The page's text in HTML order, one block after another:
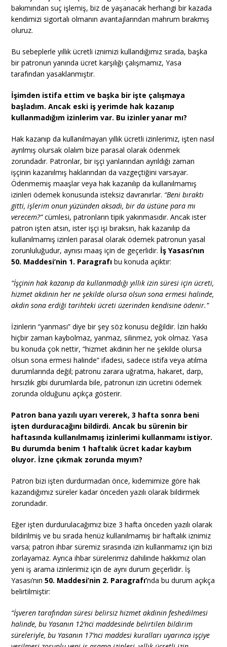
bakımından suç işlemiş, biz de yaşanacak herhangi bir kazada
kendimizi sigortalı olmanın avantajlarından mahrum bırakmış
oluruz.
Bu sebeplerle yıllık ücretli iznimizi kullandığımız sırada, başka
bir patronun yanında ücret karşılığı çalışmamız, Yasa
tarafından yasaklanmıştır.
İşimden istifa ettim ve başka bir işte çalışmaya
başladım. Ancak eski iş yerimde hak kazanıp
kullanmadığım izinlerim var. Bu izinler yanar mı?
Hak kazanıp da kullanılmayan yıllık ücretli izinlerimiz, işten nasıl
ayrılmış olursak olalım bize parasal olarak ödenmek
zorundadır. Patronlar, bir işçi yanlarından ayrıldığı zaman
işçinin kazanılmış haklarından da vazgeçtiğini varsayar.
Ödenmemiş maaşlar veya hak kazanılıp da kullanılmamış
izinleri ödemek konusunda isteksiz davranırlar. “Beni bıraktı
gitti, işlerim onun yüzünden aksadı, bir da üstüne para mı
verecem?”cümlesi, patronların tipik yakınmasıdır. Ancak ister
patron işten atsın, ister işçi işi bıraksın, hak kazanılıp da
kullanılmamış izinleri parasal olarak ödemek patronun yasal
zorunluluğudur, aynısı maaş için de geçerlidir. İş Yasası’nın
50. Maddesi’nin 1. Paragrafı bu konuda açıktır:
“İşçinin hak kazanıp da kullanmadığı yıllık izin süresi için ücreti,
hizmet akdinin her ne şekilde olursa olsun sona ermesi halinde,
akdin sona erdiği tarihteki ücreti üzerinden kendisine ödenir.”
İzinlerin “yanması” diye bir şey söz konusu değildir. İzin hakkı
hiçbir zaman kaybolmaz, yanmaz, silinmez, yok olmaz. Yasa
bu konuda çok nettir, “hizmet akdinin her ne şekilde olursa
olsun sona ermesi halinde” ifadesi, sadece istifa veya atılma
durumlarında değil; patronu zarara uğratma, hakaret, darp,
hırsızlık gibi durumlarda bile, patronun izin ücretini ödemek
zorunda olduğunu açıkça gösterir.
Patron bana yazılı uyarı vererek, 3 hafta sonra beni
işten durduracağını bildirdi. Ancak bu sürenin bir
haftasında kullanılmamış izinlerimi kullanmamı istiyor.
Bu durumda benim 1 haftalık ücret kadar kaybım
oluyor. İzne çıkmak zorunda mıyım?
Patron bizi işten durdurmadan önce, kıdemimize göre hak
kazandığımız süreler kadar önceden yazılı olarak bildirmek
zorundadır.
Eğer işten durdurulacağımız bize 3 hafta önceden yazılı olarak
bildirilmiş ve bu sırada henüz kullanılmamış bir haftalık iznimiz
varsa; patron ihbar süremiz sırasında izin kullanmamız için bizi
zorlayamaz. Ayrıca ihbar sürelerimiz dahilinde hakkımız olan
yeni iş arama izinlerimiz için de aynı durum geçerlidir. İş
Yasası’nın 50. Maddesi’nin 2. Paragrafı’nda bu durum açıkça
belirtilmiştir:
“İşveren tarafından süresi belirsiz hizmet akdinin feshedilmesi
halinde, bu Yasanın 12’nci maddesinde belirtilen bildirim
süreleriyle, bu Yasanın 17’nci maddesi kuralları uyarınca işçiye